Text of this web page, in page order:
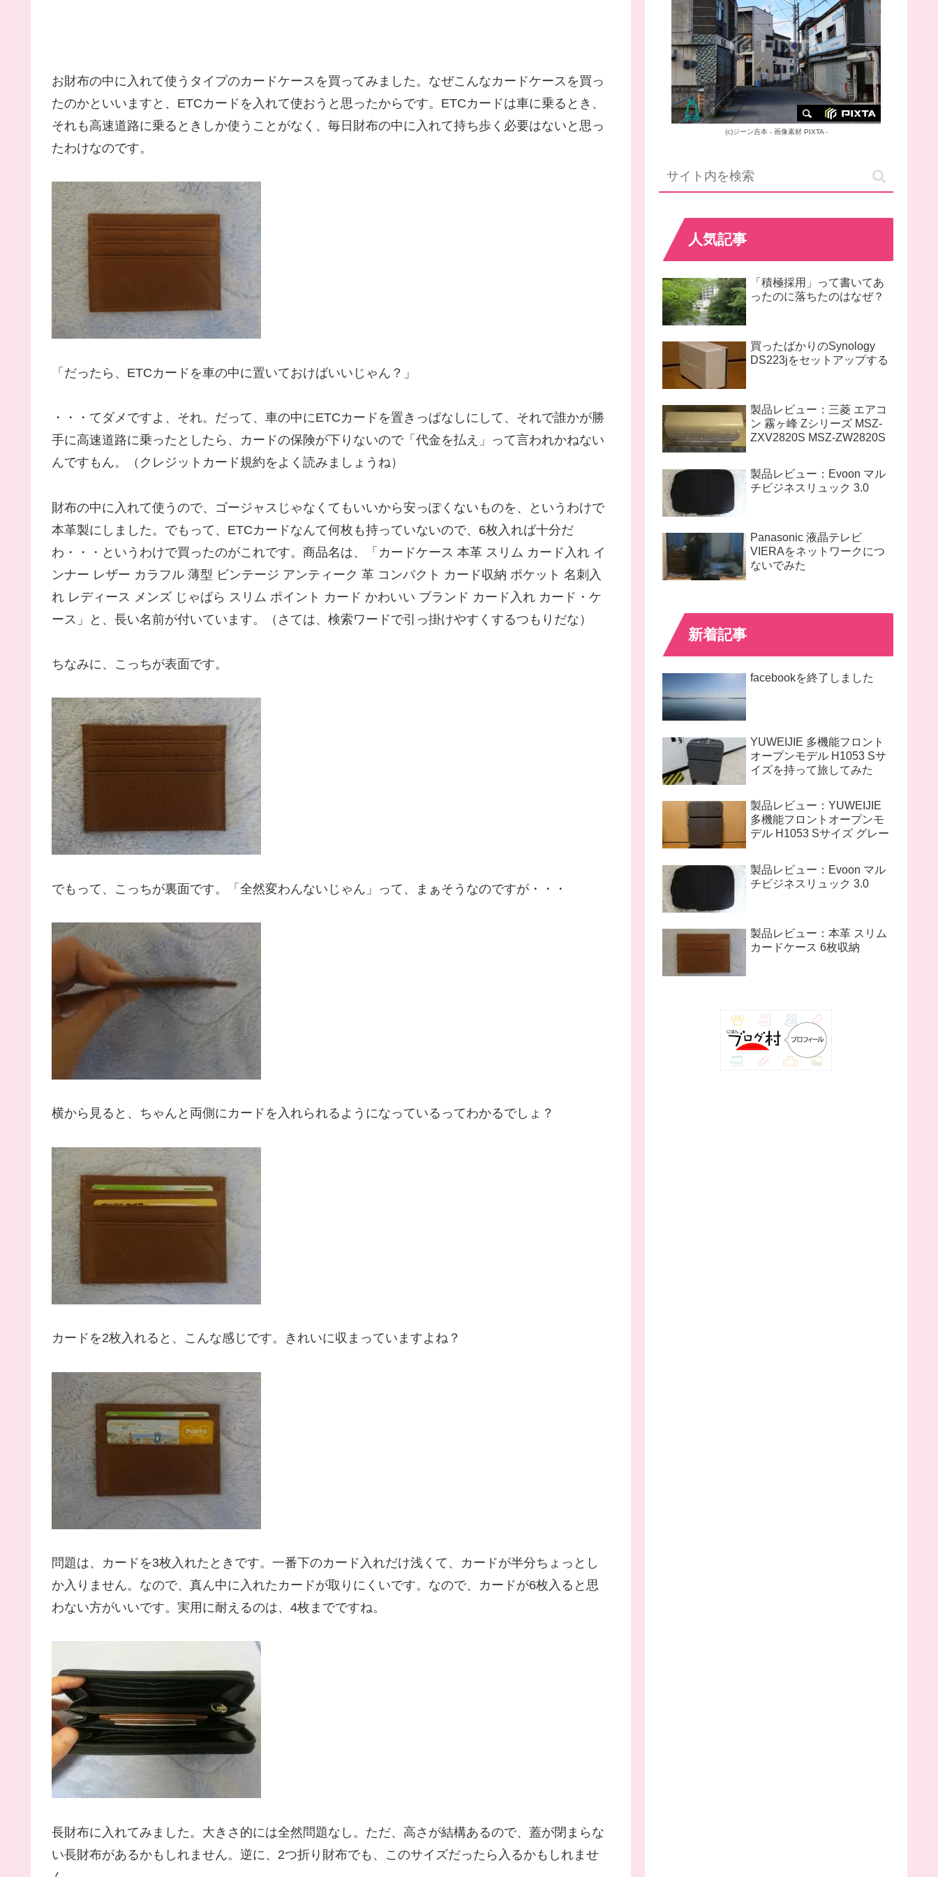
お財布の中に入れて使うタイプのカードケースを買ってみました。なぜこんなカードケースを買っ
たのかといいますと、ETCカードを入れて使おうと思ったからです。ETCカードは車に乗るとき、
それも高速道路に乗るときしか使うことがなく、毎日財布の中に入れて持ち歩く必要はないと思っ
たわけなのです。
「だったら、ETCカードを車の中に置いておけばいいじゃん？」
・・・てダメですよ、それ。だって、車の中にETCカードを置きっぱなしにして、それで誰かが勝
手に高速道路に乗ったとしたら、カードの保険が下りないので「代金を払え」って言われかねない
んですもん。（クレジットカード規約をよく読みましょうね）
財布の中に入れて使うので、ゴージャスじゃなくてもいいから安っぽくないものを、というわけで
本革製にしました。でもって、ETCカードなんて何枚も持っていないので、6枚入れば十分だ
わ・・・というわけで買ったのがこれです。商品名は、「カードケース 本革 スリム カード入れ イ
ンナー レザー カラフル 薄型 ビンテージ アンティーク 革 コンパクト カード収納 ポケット 名刺入
れ レディース メンズ じゃばら スリム ポイント カード かわいい ブランド カード入れ カード・ケ
ース」と、長い名前が付いています。（さては、検索ワードで引っ掛けやすくするつもりだな）
ちなみに、こっちが表面です。
でもって、こっちが裏面です。「全然変わんないじゃん」って、まぁそうなのですが・・・
横から見ると、ちゃんと両側にカードを入れられるようになっているってわかるでしょ？
カードを2枚入れると、こんな感じです。きれいに収まっていますよね？
問題は、カードを3枚入れたときです。一番下のカード入れだけ浅くて、カードが半分ちょっとし
か入りません。なので、真ん中に入れたカードが取りにくいです。なので、カードが6枚入ると思
わない方がいいです。実用に耐えるのは、4枚までですね。
長財布に入れてみました。大きさ的には全然問題なし。ただ、高さが結構あるので、蓋が閉まらな
い長財布があるかもしれません。逆に、2つ折り財布でも、このサイズだったら入るかもしれませ
(c)ジーン吉本- 画像素材PIXTA -
人気記事
「積極採用」って書いてあ
ったのに落ちたのはなぜ？
買ったばかりのSynology
DS223jをセットアップする
製品レビュー：三菱 エアコ
ン 霧ヶ峰 Zシリーズ MSZ-
ZXV2820S MSZ-ZW2820S
製品レビュー：Evoon マル
チビジネスリュック 3.0
Panasonic 液晶テレビ
VIERAをネットワークにつ
ないでみた
新着記事
facebookを終了しました
YUWEIJIE 多機能フロント
オープンモデル H1053 Sサ
イズを持って旅してみた
製品レビュー：YUWEIJIE
多機能フロントオープンモ
デル H1053 Sサイズ グレー
製品レビュー：Evoon マル
チビジネスリュック 3.0
製品レビュー：本革 スリム
カードケース 6枚収納